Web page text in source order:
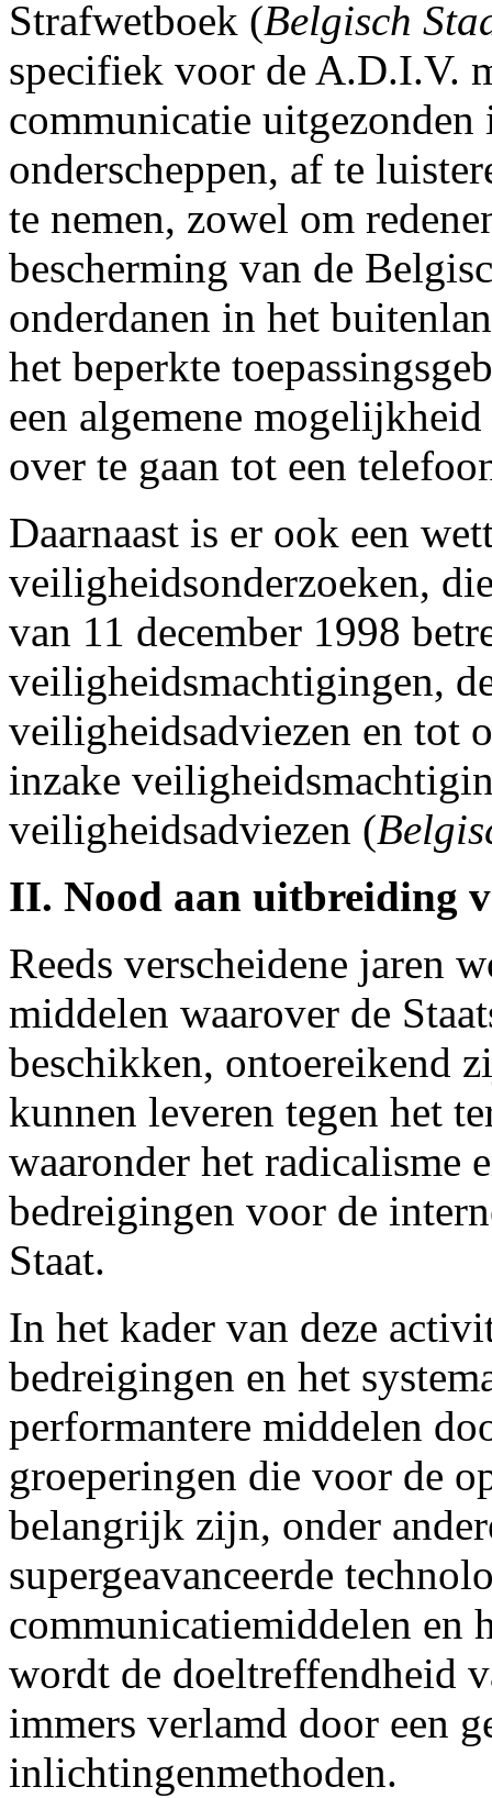
Strafwetboek (Belgisch
specifiek voor de A.D.I.V.
communicatie
onderscheppen, af te
te nemen, zowel om
bescherming van de
onderdanen in het
het beperkte
een algemene
over te gaan tot een
Daarnaast is er ook een
veiligheidsonderzoeken,
van 11 december 1998
veiligheidsmachtigingen,
veiligheidsadviezen en tot
inzake
veiligheidsadviezen (
II. Nood aan uitbreiding
Reeds verscheidene jaren
middelen waarover de
beschikken, ontoereikend
kunnen leveren tegen het
waaronder het radicalisme
bedreigingen voor de
Staat.
In het kader van deze
bedreigingen en het
performantere middelen
groeperingen die voor de
belangrijk zijn, onder
supergeavanceerde
communicatiemiddelen en
wordt de doeltreffendheid
immers verlamd door een
inlichtingenmethoden.